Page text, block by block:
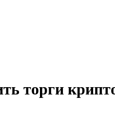
торги